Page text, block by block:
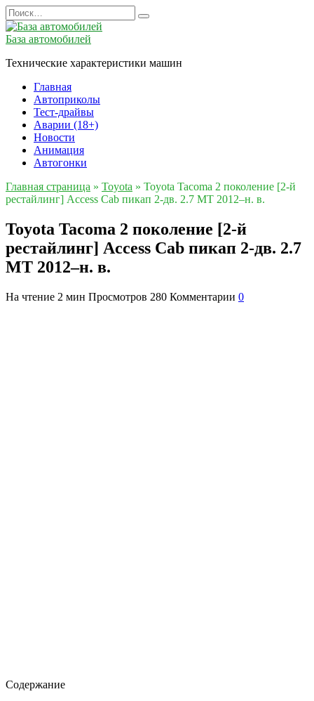
Перейти
к
содержанию
Search
for:
База автомобилей
Технические характеристики машин
Главная
Автоприколы
Тест-драйвы
Аварии (18+)
Новости
Анимация
Автогонки
Главная страница » Toyota » Toyota Tacoma 2 поколение [2-й
рестайлинг] Access Cab пикап 2-дв. 2.7 MT 2012–н. в.
Toyota Tacoma 2 поколение [2-й
рестайлинг] Access Cab пикап 2-дв. 2.7
MT 2012–н. в.
На чтение 2 мин Просмотров 280 Комментарии 0
Содержание